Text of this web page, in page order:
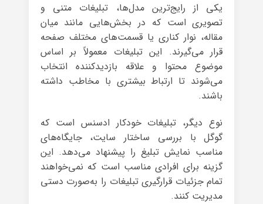
یکی از رایج‌ترین مدل‌ها، تبلیغات متنی و
تصویری است که در بخش‌هایی مانند میان
مقاله، نوار کناری یا قسمت‌های مختلف صفحه
قرار می‌گیرند. این تبلیغات معمولاً بر اساس
موضوع محتوا و علاقه بازدیدکننده انتخاب
می‌شوند تا ارتباط بیشتری با مخاطب داشته
باشند.
نوع دیگر، تبلیغات خودکار ادسنس است که
گوگل با بررسی ساختار سایت، جایگاه‌های
مناسب نمایش تبلیغ را پیشنهاد می‌دهد. این
گزینه برای افرادی مناسب است که نمی‌خواهند
تمام جزئیات قرارگیری تبلیغات را به‌صورت دستی
مدیریت کنند.